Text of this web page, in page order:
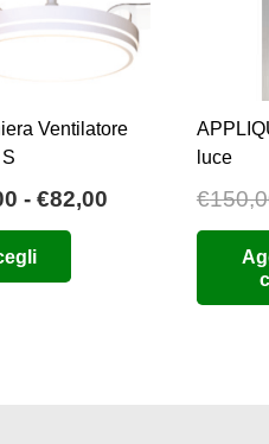
Ventilatore
- €82,00
luce
€